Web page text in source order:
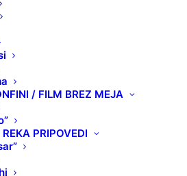
/ FILM BREZ MEJA
PRIPOVEDI
ESTIVA